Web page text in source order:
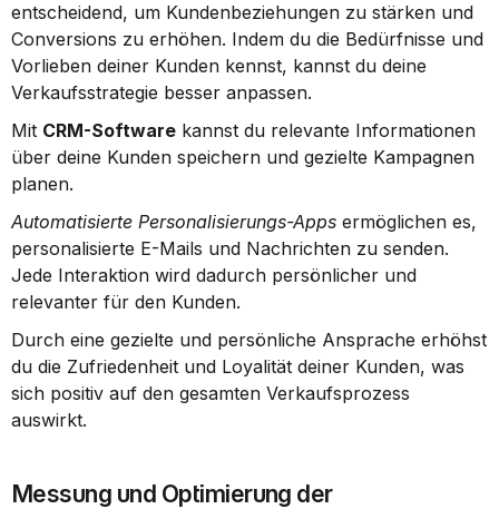
entscheidend, um Kundenbeziehungen zu stärken und
Conversions zu erhöhen. Indem du die Bedürfnisse und
Vorlieben deiner Kunden kennst, kannst du deine
Verkaufsstrategie besser anpassen.
Mit CRM-Software kannst du relevante Informationen
über deine Kunden speichern und gezielte Kampagnen
planen.
Automatisierte Personalisierungs-Apps ermöglichen es,
personalisierte E-Mails und Nachrichten zu senden.
Jede Interaktion wird dadurch persönlicher und
relevanter für den Kunden.
Durch eine gezielte und persönliche Ansprache erhöhst
du die Zufriedenheit und Loyalität deiner Kunden, was
sich positiv auf den gesamten Verkaufsprozess
auswirkt.
Messung und Optimierung der